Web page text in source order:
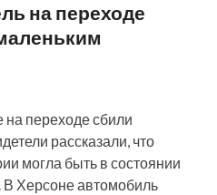
на переходе
на переходе сбили
рассказали, что
могла быть в состоянии
В Херсоне автомобиль